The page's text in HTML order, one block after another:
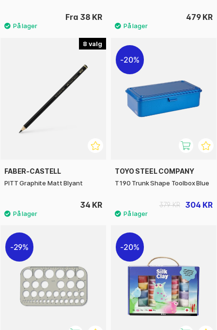
Fra 38 KR 479 KR
8
FABER-CASTELL
PITT Graphite Matt Blyant
34 KR
20%
TOYO STEEL COMPANY
T190 Trunk Shape Toolbox Blue
304 KR
379 KR
29% 20%